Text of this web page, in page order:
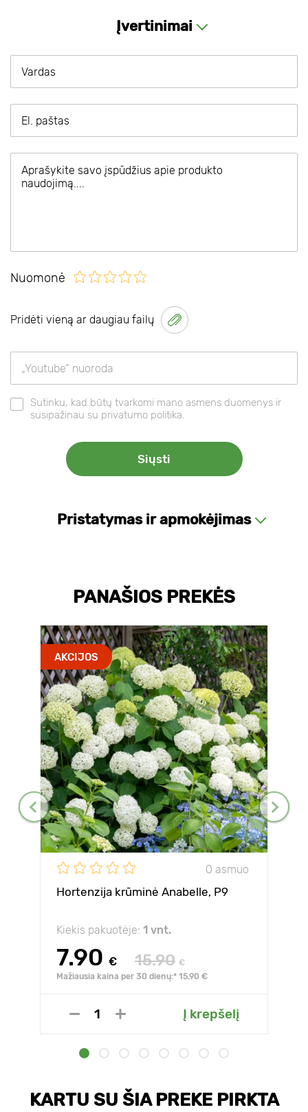
Įvertinimai
Nuomonė
Pridėti vieną ar daugiau failų
Sutinku, kad būtų tvarkomi mano asmens duomenys ir
susipažinau su privatumo politika.
Pristatymas ir apmokėjimas
PANAŠIOS PREKĖS
AKCIJOS
0 asmuo
Hortenzija krūminė Anabelle, P9
Kiekis pakuotėje: 1 vnt.
7.90 € 15.90 €
Mažiausia kaina per 30 dienų:* 15.90 €
Į krepšelį
KARTU SU ŠIA PREKE PIRKTA